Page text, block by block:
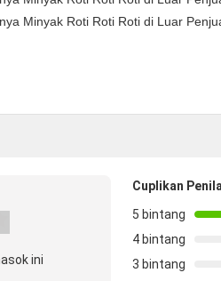
ini
Cuplikan
5 bintang
4 bintang
3 bintang